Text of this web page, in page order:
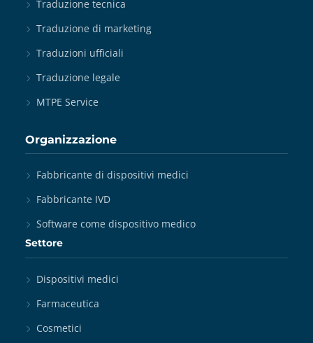
Traduzione tecnica
Traduzione di marketing
Traduzioni ufficiali
Traduzione legale
MTPE Service
Organizzazione
Fabbricante di dispositivi medici
Fabbricante IVD
Software come dispositivo medico
Settore
Dispositivi medici
Farmaceutica
Cosmetici